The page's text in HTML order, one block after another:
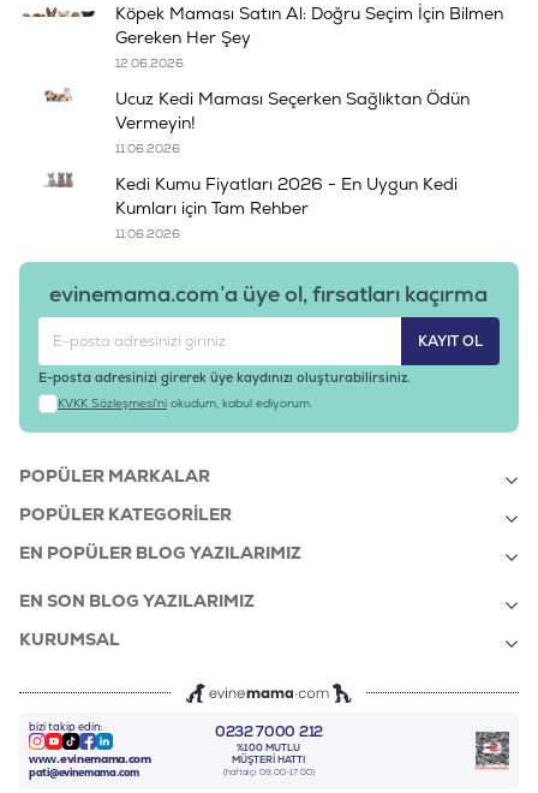
Köpek Maması Satın Al: Doğru Seçim İçin Bilmen
Gereken Her Şey
12.06.2026
Ucuz Kedi Maması Seçerken Sağlıktan Ödün
Vermeyin!
11.06.2026
Kedi Kumu Fiyatları 2026 - En Uygun Kedi
Kumları için Tam Rehber
11.06.2026
evinemama.com’a üye ol, fırsatları kaçırma
KAYIT OL
E-posta adresinizi girerek üye kaydınızı oluşturabilirsiniz.
KVKK Sözleşmesi'ni okudum, kabul ediyorum.
POPÜLER MARKALAR
POPÜLER KATEGORILER
EN POPÜLER BLOG YAZILARIMIZ
EN SON BLOG YAZILARIMIZ
KURUMSAL
bizi takip edin:
Instagram
Youtube
TiktokFacebook
Linkedin
www.evinemama.com
pati@evinemama.com
0232 7000 212
%100 MUTLU
MÜŞTERI HATTI
(haftaiçi 09.00-17.00)